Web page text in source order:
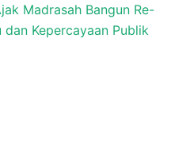
Madrasah Bangun Re-
Kepercayaan Publik